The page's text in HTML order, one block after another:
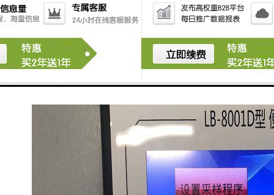
水样被人为污染，以保证检测结果的准确性。